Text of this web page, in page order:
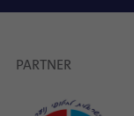
PARTNER